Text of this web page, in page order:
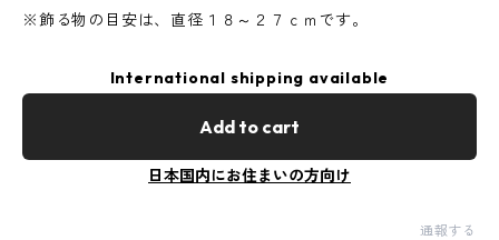
※飾る物の目安は、直径１８～２７ｃｍです。
International shipping available
Add to cart
日本国内にお住まいの方向け
通報する